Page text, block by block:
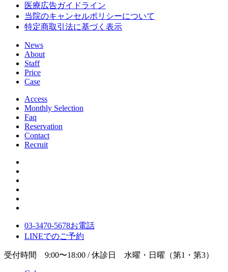
医療広告ガイドライン
当院のキャンセルポリシーについて
特定商取引法に基づく表示
News
About
Staff
Price
Case
Access
Monthly Selection
Faq
Reservation
Contact
Recruit
03-3470-5678お電話
LINEでのご予約
受付時間 9:00〜18:00 / 休診日 水曜・日曜（第1・第3）